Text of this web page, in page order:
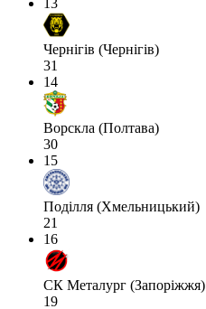
13
Чернігів (Чернігів)
31
14
Ворскла (Полтава)
30
15
Поділля (Хмельницький)
21
16
СК Металург (Запоріжжя)
19